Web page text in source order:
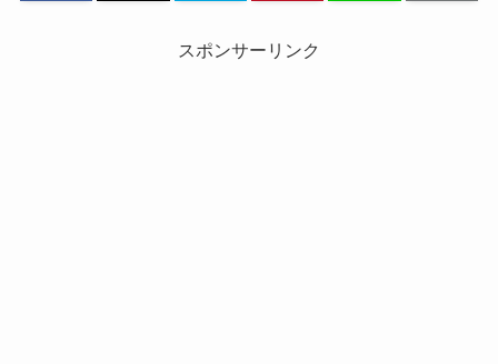
スポンサーリンク